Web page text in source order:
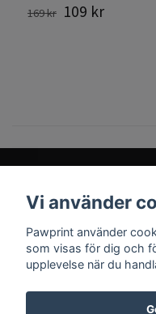
169 kr 109 kr
Sociala medier
Vi använder
Pawprint använder
som visas för dig och
upplevelse när du